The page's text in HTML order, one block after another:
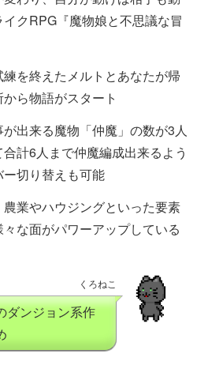
クRPG『魔物娘と不思議な冒
を終えたメルトとあなたが帰
ら物語がスタート
出来る魔物「仲魔」の数が3人
計6人まで仲魔編成出来るよう
切り替えも可能
業やハウジングといった要素
な面がパワーアップしている
くろねこ
ダンジョン系作